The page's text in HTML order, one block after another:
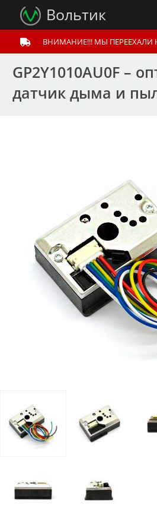
Вольтик
ВНИМАНИЕ!!! МЫ ПЕРЕЕХАЛИ
GP2Y1010AU0F –
датчик дыма и